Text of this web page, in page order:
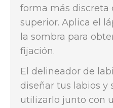
forma más discreta
superior. Aplica el
la sombra para
fijación.
El delineador de
diseñar tus labios y
utilizarlo junto con